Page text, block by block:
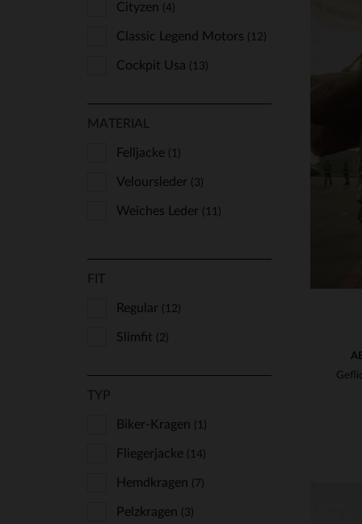
Cityzen (4)
Classic Legend Motors (12)
Cockpit Usa (13)
Marine Nationale
Redskins (46)
Schott(22)
Serge Pariente (1)
MATERIAL
Felljacke (1)
Veloursleder (3)
Weiches Leder (11)
FIT
Regular (12)
Slimfit (2)
TYP
Biker-Kragen (1)
Fliegerjacke (14)
Hemdkragen (7)
Pelzkragen (3)